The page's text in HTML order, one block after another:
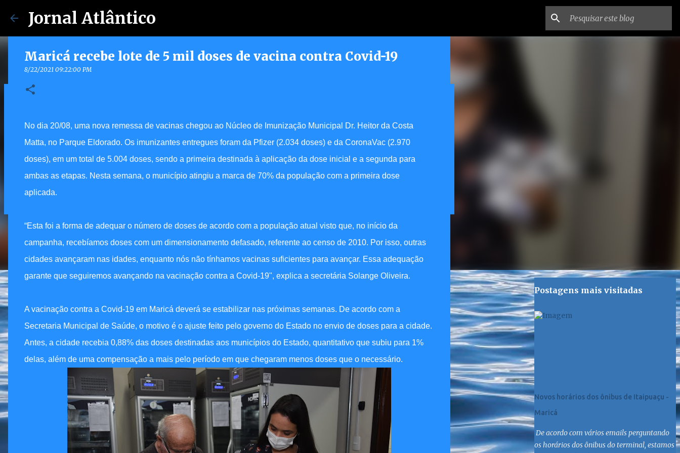
Jornal Atlântico
gratuito e online 24h para moradores
Maricá recebe lote de 5 mil doses de vacina contra Covid-19
8/22/2021 09:22:00 PM
No dia 20/08, uma nova remessa de vacinas chegou ao Núcleo de Imunização Municipal Dr. Heitor da Costa
Matta, no Parque Eldorado. Os imunizantes entregues foram da Pfizer (2.034 doses) e da CoronaVac (2.970
doses), em um total de 5.004 doses, sendo a primeira destinada à aplicação da dose inicial e a segunda para
ambas as etapas. Nesta semana, o município atingiu a marca de 70% da população com a primeira dose
aplicada.
“Esta foi a forma de adequar o número de doses de acordo com a população atual visto que, no início da
campanha, recebíamos doses com um dimensionamento defasado, referente ao censo de 2010. Por isso, outras
cidades avançaram nas idades, enquanto nós não tínhamos vacinas suficientes para avançar. Essa adequação
garante que seguiremos avançando na vacinação contra a Covid-19", explica a secretária Solange Oliveira.
A vacinação contra a Covid-19 em Maricá deverá se estabilizar nas próximas semanas. De acordo com a
Secretaria Municipal de Saúde, o motivo é o ajuste feito pelo governo do Estado no envio de doses para a cidade.
Antes, a cidade recebia 0,88% das doses destinadas aos municípios do Estado, quantitativo que subiu para 1%
delas, além de uma compensação a mais pelo período em que chegaram menos doses que o necessário.
Postagens mais visitadas
Novos horários dos ônibus de Itaipuaçu -
Maricá
De acordo com vários emails perguntando
os horários dos ônibus do terminal, estamos